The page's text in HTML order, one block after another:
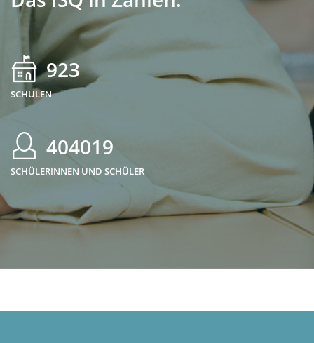
923
SCHULEN
404019
SCHÜLERINNEN UND SCHÜLER